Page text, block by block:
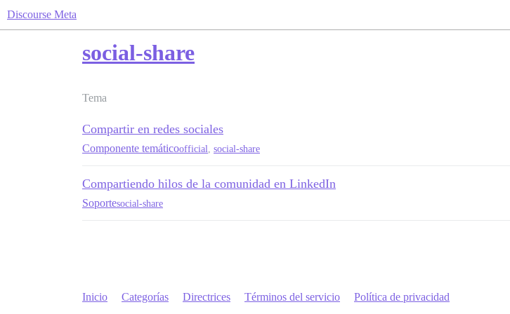
Discourse Meta
social-share
Tema
Compartir en redes sociales
Componente temáticoofficial social-share
Compartiendo hilos de la comunidad en LinkedIn
Soportesocial-share
Inicio Categorías Directrices Términos del servicio Política de privacidad